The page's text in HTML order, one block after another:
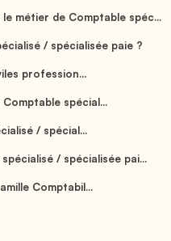
métier de Comptable spéc...
/ spécialisée paie ?
profession...
spécial...
/ spécial...
/ spécialisée pai...
Comptabil...